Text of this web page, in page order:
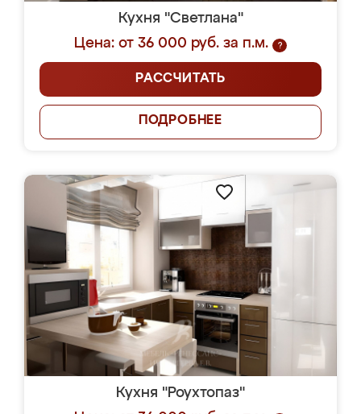
Кухня "Светлана"
Цена: от 36 000 руб. за п.м.
?
РАССЧИТАТЬ
ПОДРОБНЕЕ
Кухня "Роухтопаз"